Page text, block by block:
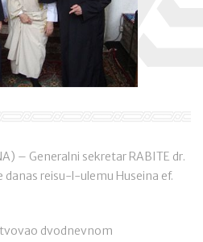
– Generalni sekretar RABITE dr.
danas reisu-l-ulemu Huseina ef.
dvodnevnom